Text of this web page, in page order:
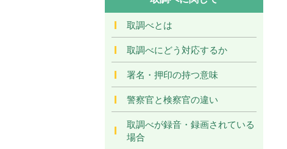
取調べとは
取調べにどう対応するか
署名・押印の持つ意味
警察官と検察官の違い
取調べが録音・録画されている
場合